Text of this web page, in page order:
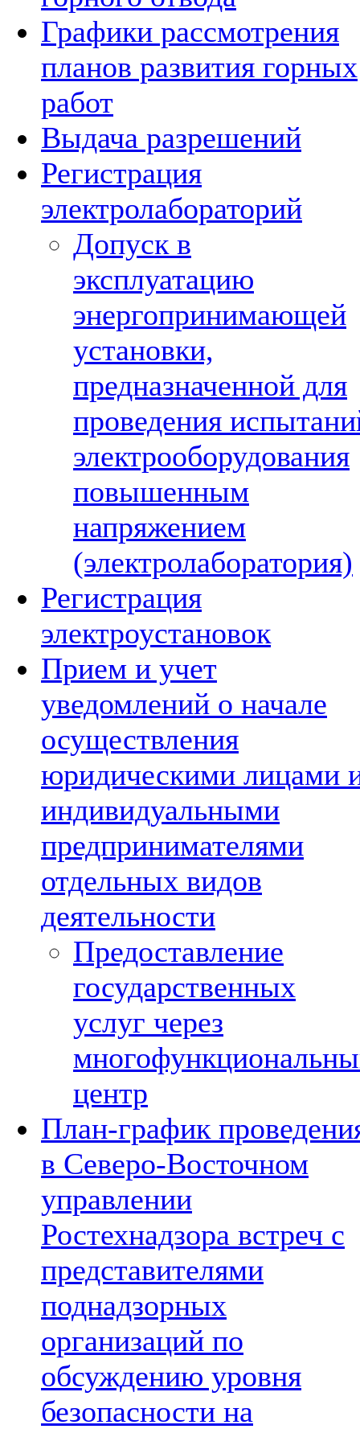
Графики рассмотрения
планов развития горных
работ
Выдача разрешений
Регистрация
электролабораторий
Допуск в
эксплуатацию
энергопринимающей
установки,
предназначенной для
проведения
электрооборудования
повышенным
напряжением
(электролаборатория)
Регистрация
электроустановок
Прием и учет
уведомлений о начале
осуществления
юридическими лицами
индивидуальными
предпринимателями
отдельных видов
деятельности
Предоставление
государственных
услуг через
центр
План-график
в Северо-Восточном
управлении
Ростехнадзора встреч с
представителями
поднадзорных
организаций по
обсуждению уровня
безопасности на